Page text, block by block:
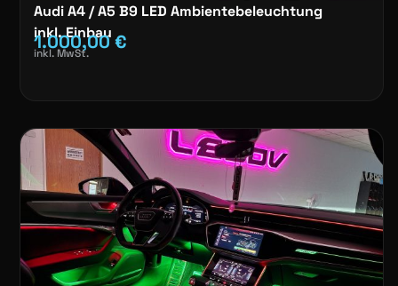
Audi A4 / A5 B9 LED Ambientebeleuchtung
inkl. Einbau
1.000,00€
inkl. MwSt.